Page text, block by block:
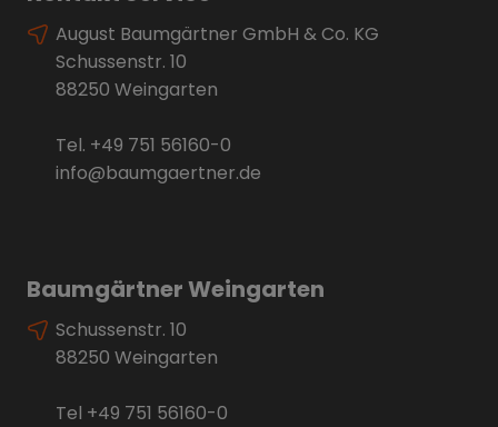
August Baumgärtner GmbH & Co. KG
Schussenstr. 10
88250 Weingarten
Tel. +49 751 56160-0
info@baumgaertner.de
Baumgärtner Weingarten
Schussenstr. 10
88250 Weingarten
Tel +49 751 56160-0